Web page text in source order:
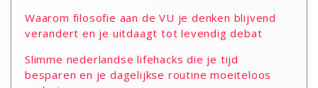
Waarom filosofie aan de VU je denken blijvend
verandert en je uitdaagt tot levendig debat
Slimme nederlandse lifehacks die je tijd
besparen en je dagelijkse routine moeiteloos